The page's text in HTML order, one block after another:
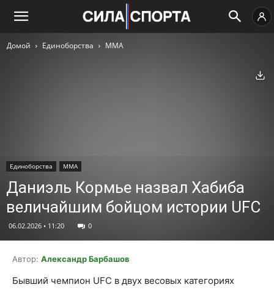
Домой Единоборства ММА
Единоборства ММА
Даниэль Кормье назвал Хабиба
величайшим бойцом истории UFC
06.02.2026 • 11:20 0
Автор: Александр Барбашов
Бывший чемпион UFC в двух весовых категориях